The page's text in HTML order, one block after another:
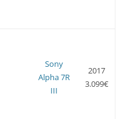
Sony
Alpha 7R
III
2017
3.099€